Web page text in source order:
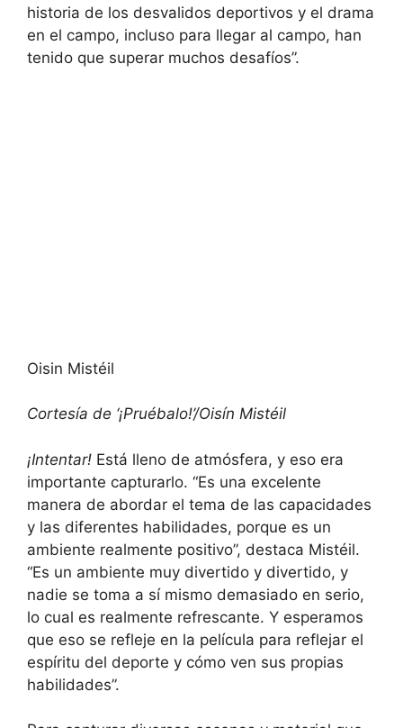
historia de los desvalidos deportivos y el drama
en el campo, incluso para llegar al campo, han
tenido que superar muchos desafíos”.
Oisin Mistéil
Cortesía de ‘¡Pruébalo!’/Oisín Mistéil
¡Intentar! Está lleno de atmósfera, y eso era
importante capturarlo. “Es una excelente
manera de abordar el tema de las capacidades
y las diferentes habilidades, porque es un
ambiente realmente positivo”, destaca Mistéil.
“Es un ambiente muy divertido y divertido, y
nadie se toma a sí mismo demasiado en serio,
lo cual es realmente refrescante. Y esperamos
que eso se refleje en la película para reflejar el
espíritu del deporte y cómo ven sus propias
habilidades”.